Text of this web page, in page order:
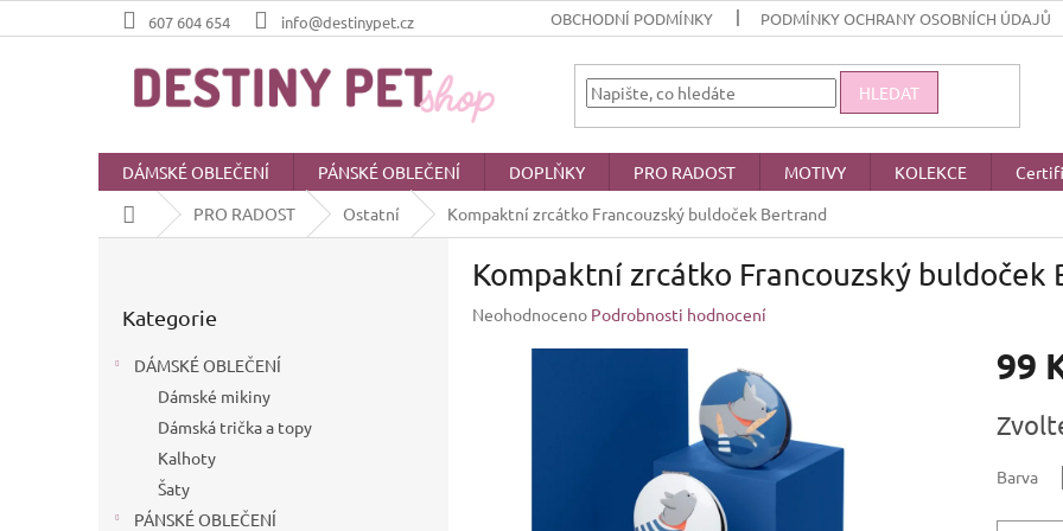
na
607 604 654 info@destinypet.cz OBCHODNÍ PODMÍNKY PODMÍNKY OCHRANY OSOBNÍCH ÚDAJŮ
HLEDAT
DÁMSKÉ OBLEČENÍ PÁNSKÉ OBLEČENÍ DOPLŇKY PRO RADOST MOTIVY KOLEKCE
Domů
PRO RADOST Ostatní Kompaktní zrcátko Francouzský buldoček Bertrand
kategorie
Kategorie
DÁMSKÉ OBLEČENÍ
Dámské mikiny
Dámská trička a topy
Kalhoty
Šaty
PÁNSKÉ OBLEČENÍ
Kompaktní zrcátko Francouzský buldoček
Průměrné
Neohodnoceno Podrobnosti hodnocení
99
cena:
Barva